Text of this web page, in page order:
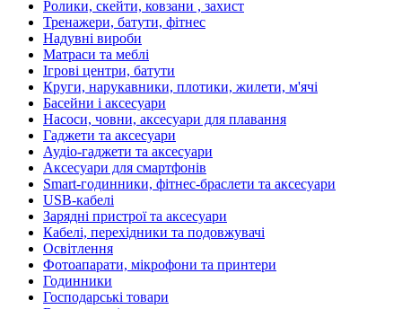
Ролики, скейти, ковзани , захист
Тренажери, батути, фітнес
Надувні вироби
Матраси та меблі
Ігрові центри, батути
Круги, нарукавники, плотики, жилети, м'ячі
Басейни і аксесуари
Насоси, човни, аксесуари для плавання
Гаджети та аксесуари
Аудіо-гаджети та аксесуари
Аксесуари для смартфонів
Smart-годинники, фітнес-браслети та аксесуари
USB-кабелі
Зарядні пристрої та аксесуари
Кабелі, перехідники та подовжувачі
Освітлення
Фотоапарати, мікрофони та принтери
Годинники
Господарські товари